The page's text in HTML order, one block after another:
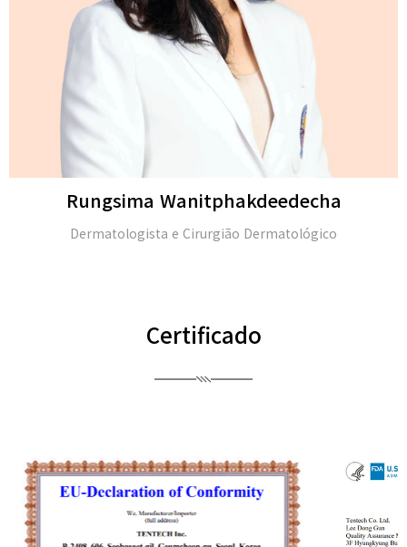
Michael H. Gold
M.D. e membro da Academia Americana de
Certificado